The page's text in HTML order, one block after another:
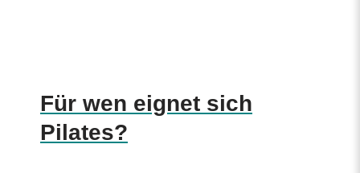
Für wen eignet sich
Pilates?